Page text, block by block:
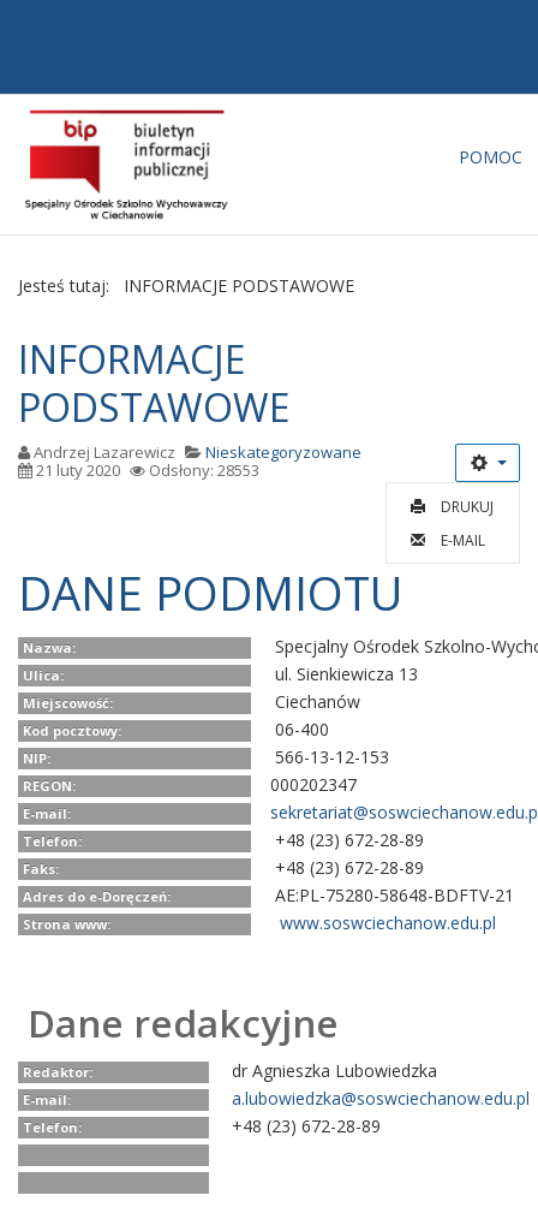
POMOC
Jesteś tutaj: INFORMACJE PODSTAWOWE
INFORMACJE
PODSTAWOWE
DRUKUJ
E-MAIL
Andrzej Lazarewicz
Nieskategoryzowane
21 luty 2020
Odsłony: 28553
DANE PODMIOTU
Nazwa: Specjalny Ośrodek Szkolno-
Ulica: ul. Sienkiewicza 13
Miejscowość: Ciechanów
Kod pocztowy: 06-400
NIP: 566-13-12-153
REGON: 000202347
E-mail:
Telefon: +48 (23) 672-28-89
Faks: +48 (23) 672-28-89
Adres do e-Doręczeń: AE:PL-75280-58648-BDFTV-21
Strona www: www.soswciechanow.edu.pl
Dane redakcyjne
Redaktor: dr Agnieszka Lubowiedzka
E-mail: a.lubowiedzka@soswciechanow.edu.pl
Telefon: +48 (23) 672-28-89